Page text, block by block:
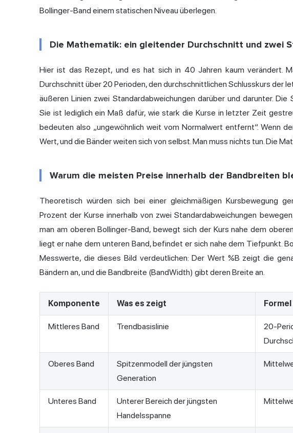
Bollinger-Band einem statischen Niveau überlegen.
Die Mathematik: ein gleitender Durchschnitt und zwei
Hier ist das Rezept, und es hat sich in 40 Jahren kaum verändert.
Durchschnitt über 20 Perioden, den durchschnittlichen Schlusskurs der
äußeren Linien zwei Standardabweichungen darüber und darunter.
Sie ist lediglich ein Maß dafür, wie stark die Kurse in letzter Zeit
bedeuten also „ungewöhnlich weit vom Normalwert entfernt“. Wenn
Wert, und die Bänder weiten sich von selbst. Man muss nichts tun. Die
Warum die meisten Preise innerhalb der Bandbreiten
Theoretisch würden sich bei einer gleichmäßigen Kursbewegung
Prozent der Kurse innerhalb von zwei Standardabweichungen
man am oberen Bollinger-Band, bewegt sich der Kurs nahe dem
liegt er nahe dem unteren Band, befindet er sich nahe dem Tiefpunkt.
Messwerte, die dieses Bild verdeutlichen: Der Wert %B zeigt die
Bändern an, und die Bandbreite (BandWidth) gibt deren Breite an.
Komponente Was es zeigt
Mittleres Band Trendbasislinie
20-
Oberes Band
Spitzenmodell der jüngsten
Generation
Unteres Band
Unterer Bereich der jüngsten
Handelsspanne